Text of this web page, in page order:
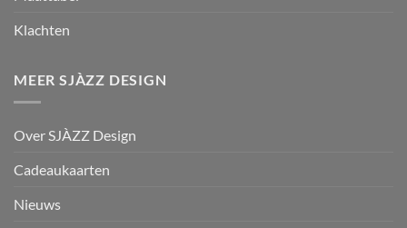
Klachten
MEER SJÀZZ DESIGN
Over SJÀZZ Design
Cadeaukaarten
Nieuws